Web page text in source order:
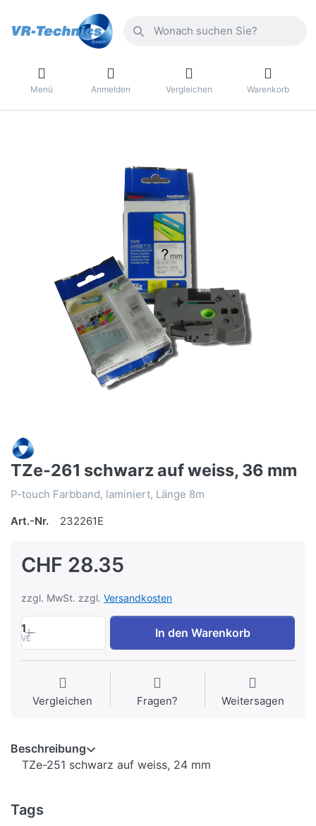
Menü Anmelden Vergleichen Warenkorb
TZe-261 schwarz auf weiss, 36 mm
P-touch Farbband, laminiert, Länge 8m
Art.-Nr.
232261E
CHF 28.35
zzgl. MwSt. zzgl. Versandkosten
1
VE In den Warenkorb
Vergleichen Fragen? Weitersagen
Beschreibung
TZe-251 schwarz auf weiss, 24 mm
Tags